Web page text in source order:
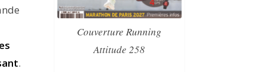
.
Couverture Running
Attitude 258